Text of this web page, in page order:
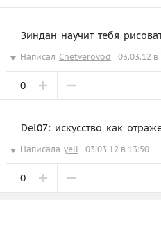
Зиндан научит тебя
Написал Chetverovod 03.03.12 в
0
Del07: искусство как
Написала yell 03.03.12 в 13:50
0